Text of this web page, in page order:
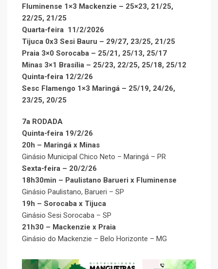
Fluminense 1×3 Mackenzie – 25×23, 21/25,
22/25, 21/25
Quarta-feira 11/2/2026
Tijuca 0x3 Sesi Bauru – 29/27, 23/25, 21/25
Praia 3×0 Sorocaba – 25/21, 25/13, 25/17
Minas 3×1 Brasília – 25/23, 22/25, 25/18, 25/12
Quinta-feira 12/2/26
Sesc Flamengo 1×3 Maringá – 25/19, 24/26,
23/25, 20/25
7a RODADA
Quinta-feira 19/2/26
20h – Maringá x Minas
Ginásio Municipal Chico Neto – Maringá – PR
Sexta-feira – 20/2/26
18h30min – Paulistano Barueri x Fluminense
Ginásio Paulistano, Barueri – SP
19h – Sorocaba x Tijuca
Ginásio Sesi Sorocaba – SP
21h30 – Mackenzie x Praia
Ginásio do Mackenzie – Belo Horizonte – MG